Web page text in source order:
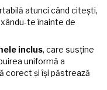
atunci când citești,
te înainte de
inclus, care susține
uniformă a
corect și își păstrează